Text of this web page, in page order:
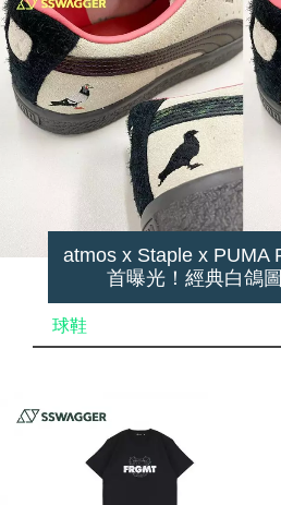
atmos x Staple x PUMA
首曝光！經典白鴿
球鞋